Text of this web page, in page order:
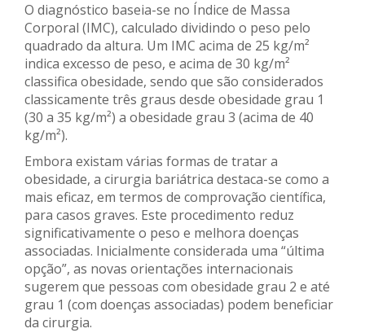
O diagnóstico baseia-se no Índice de Massa
Corporal (IMC), calculado dividindo o peso pelo
quadrado da altura. Um IMC acima de 25 kg/m²
indica excesso de peso, e acima de 30 kg/m²
classifica obesidade, sendo que são considerados
classicamente três graus desde obesidade grau 1
(30 a 35 kg/m²) a obesidade grau 3 (acima de 40
kg/m²).
Embora existam várias formas de tratar a
obesidade, a cirurgia bariátrica destaca-se como a
mais eficaz, em termos de comprovação científica,
para casos graves. Este procedimento reduz
significativamente o peso e melhora doenças
associadas. Inicialmente considerada uma “última
opção”, as novas orientações internacionais
sugerem que pessoas com obesidade grau 2 e até
grau 1 (com doenças associadas) podem beneficiar
da cirurgia.